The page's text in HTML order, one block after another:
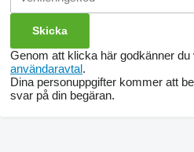
Genom att klicka här godkänner du
användaravtal.
Dina personuppgifter kommer att
svar på din begäran.